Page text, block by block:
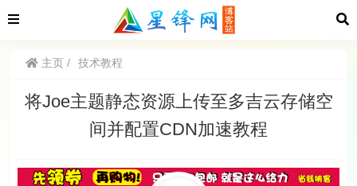
主页 技术教程
将Joe主题静态资源上传至多吉云存储空
间并配置CDN加速教程